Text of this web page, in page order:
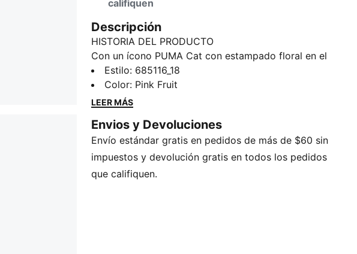
califiquen
Descripción
HISTORIA DEL PRODUCTO
Con un ícono PUMA Cat con estampado floral en el
pecho, esta playera es perfecta para tu vestidor. Su
cuello redondo en rib le añade un toque de estilo,
convirtiéndola en la prenda perfecta para completar
CARACTERÍSTICAS Y BENEFICIOS
Producto fabricado con al menos un 20% de algodón
reciclado
DETALLES
Estilo: 685116_18
Color: Pink Fruit
LEER MÁS
Envios y Devoluciones
Envío estándar gratis en pedidos de más de $60 sin
impuestos y devolución gratis en todos los pedidos
que califiquen.